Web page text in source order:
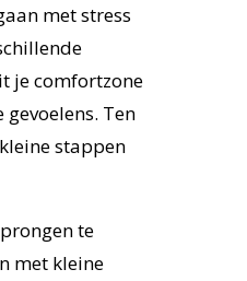
met stress
je comfortzone
Ten
stappen
te
met kleine